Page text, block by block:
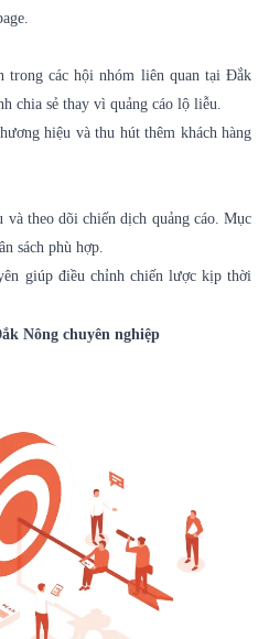
trong các hội nhóm liên quan tại Đắk
chia sẻ thay vì quảng cáo lộ liễu.
hiệu và thu hút thêm khách hàng
theo dõi chiến dịch quảng cáo. Mục
sách phù hợp.
giúp điều chỉnh chiến lược kịp thời
Nông chuyên nghiệp